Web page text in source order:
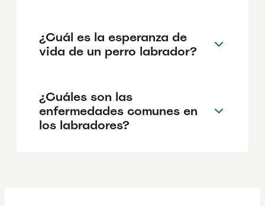
¿Cuál es la esperanza de
vida de un perro labrador?
¿Cuáles son las
enfermedades comunes en
los labradores?